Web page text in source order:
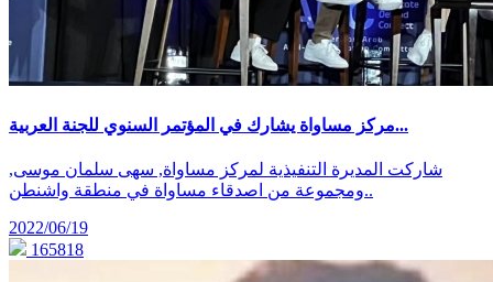
مركز مساواة يشارك في المؤتمر السنوي للجنة العربية...
شاركت المديرة التنفيذية لمركز مساواة, سهى سلمان موسى,
ومجموعة من اصدقاء مساواة في منطقة واشنطن..
2022/06/19
165818